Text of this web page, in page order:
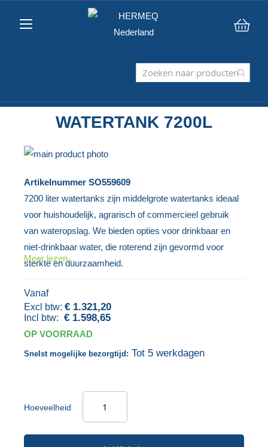
WATERTANK 7200L
Ga
het
einde
van
de
afbeeldingen-
gallerij
naar
het
begin
van
de
afbeeldingen-
Artikelnummer SO559609
7200 liter watertanks zijn middelgrote watertanks ideaal
voor huishoudelijk, agrarisch of commercieel gebruik
van wateropslag. We bieden opties voor drinkbaar en
niet-drinkbaar water, die roterend zijn gevormd voor
sterkte en duurzaamheid.
Meer lezen...
Vanaf
€ 1.321,20
€ 1.598,65
OP VOORRAAD
Snelst mogelijke bezorgtijd: Tot 5 werkdagen
Hoeveelheid